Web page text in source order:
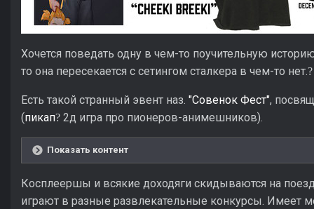
Хочется поведать одну в чем-то поучительную
то она пересекается с сетингом сталкера в чем-то нет.?
Есть такой странный эвент наз. "Совенок Фест",
(пикап? 2д игра про пионеров-анимешников).
Показать контент
Косплеершы и всякие доходяги скидываются на
играют в разные развлекательные конкурсы. Имеет